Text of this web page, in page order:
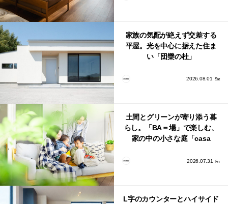
家族の気配が絶えず交差する
平屋。光を中心に据えた住ま
い「団欒の杜」
2026.08.01 Sat
土間とグリーンが寄り添う暮
らし。「BA＝場」で楽しむ、
家の中の小さな庭「casa
2026.07.31 Fri
L字のカウンターとハイサイド